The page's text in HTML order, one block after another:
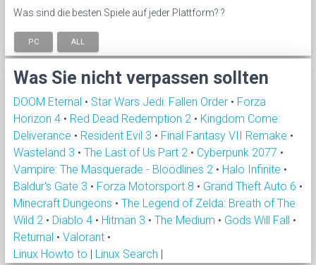
Was sind die besten Spiele auf jeder Plattform? ?
PC ALL
Was Sie nicht verpassen sollten
DOOM Eternal • Star Wars Jedi: Fallen Order • Forza
Horizon 4 • Red Dead Redemption 2 • Kingdom Come:
Deliverance • Resident Evil 3 • Final Fantasy VII Remake •
Wasteland 3 • The Last of Us Part 2 • Cyberpunk 2077 •
Vampire: The Masquerade - Bloodlines 2 • Halo Infinite •
Baldur's Gate 3 • Forza Motorsport 8 • Grand Theft Auto 6 •
Minecraft Dungeons • The Legend of Zelda: Breath of The
Wild 2 • Diablo 4 • Hitman 3 • The Medium • Gods Will Fall •
Returnal • Valorant •
Linux Howto to
Linux Search